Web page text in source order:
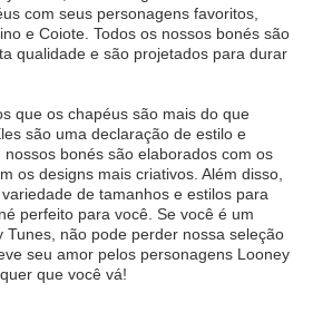
com seus personagens favoritos,
e Coiote. Todos os nossos bonés são
qualidade e são projetados para durar
que os chapéus são mais do que
são uma declaração de estilo e
bonés são elaborados com os
os designs mais criativos. Além disso,
de tamanhos e estilos para
perfeito para você. Se você é um
Tunes, não pode perder nossa seleção
seu amor pelos personagens Looney
que você vá!